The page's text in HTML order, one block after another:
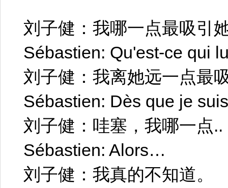
刘子健：我哪一点最吸引
Sébastien: Qu'est-ce qui
刘子健：我离她远一点最
Sébastien: Dès que je
刘子健：哇塞，我哪一点..
Sébastien: Alors…
刘子健：我真的不知道。